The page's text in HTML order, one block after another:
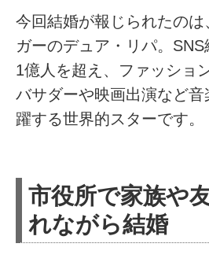
今回結婚が報じられたの
ガーのデュア・リパ。
1億人を超え、ファッショ
バサダーや映画出演など
躍する世界的スターです。
市役所で家族や
れながら結婚